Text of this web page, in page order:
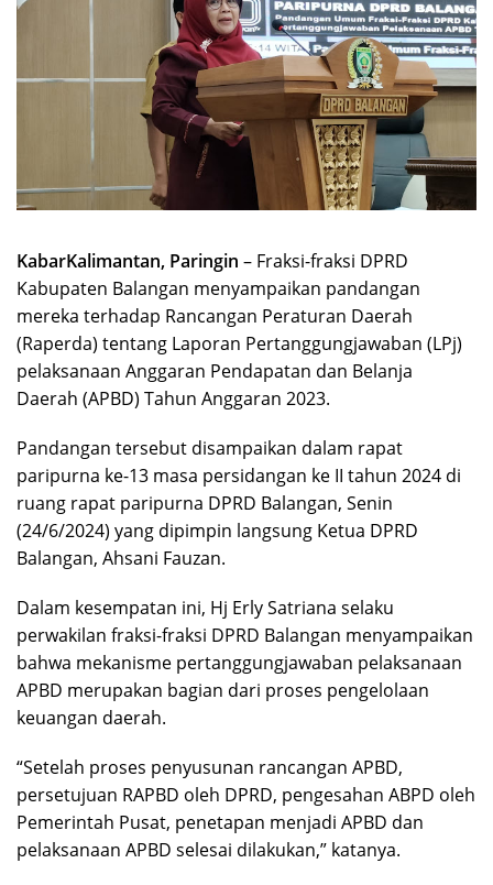
KabarKalimantan, Paringin – Fraksi-fraksi DPRD
Kabupaten Balangan menyampaikan pandangan
mereka terhadap Rancangan Peraturan Daerah
(Raperda) tentang Laporan Pertanggungjawaban (LPj)
pelaksanaan Anggaran Pendapatan dan Belanja
Daerah (APBD) Tahun Anggaran 2023.
Pandangan tersebut disampaikan dalam rapat
paripurna ke-13 masa persidangan ke II tahun 2024 di
ruang rapat paripurna DPRD Balangan, Senin
(24/6/2024) yang dipimpin langsung Ketua DPRD
Balangan, Ahsani Fauzan.
Dalam kesempatan ini, Hj Erly Satriana selaku
perwakilan fraksi-fraksi DPRD Balangan menyampaikan
bahwa mekanisme pertanggungjawaban pelaksanaan
APBD merupakan bagian dari proses pengelolaan
keuangan daerah.
“Setelah proses penyusunan rancangan APBD,
persetujuan RAPBD oleh DPRD, pengesahan ABPD oleh
Pemerintah Pusat, penetapan menjadi APBD dan
pelaksanaan APBD selesai dilakukan,” katanya.